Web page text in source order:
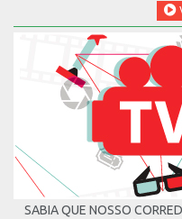
SABIA QUE NOSSO